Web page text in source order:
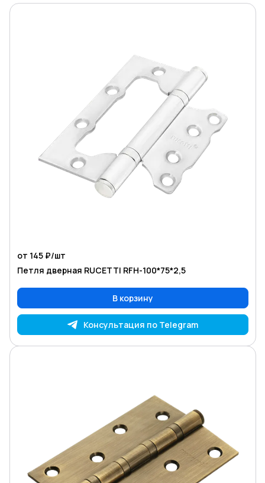
от 145 ₽/шт
Петля дверная RUCETTI RFH-100*75*2,5
В корзину
Консультация по Telegram